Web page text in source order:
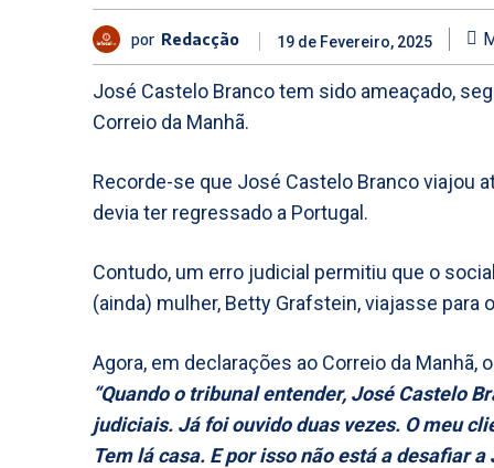
por Redacção 19 de Fevereiro, 2025
José Castelo Branco tem sido ameaçado,
Correio da Manhã.
Recorde-se que José Castelo Branco viajou
devia ter regressado a Portugal.
Contudo, um erro judicial permitiu que o
(ainda) mulher, Betty Grafstein, viajasse para
Agora, em declarações ao Correio da
“Quando o tribunal entender, José Castelo
judiciais. Já foi ouvido duas vezes. O meu
Tem lá casa. E por isso não está a desafiar